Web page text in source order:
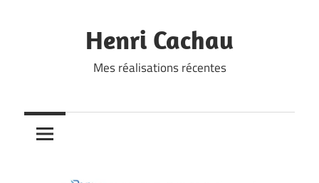
Henri Cachau
Mes réalisations récentes